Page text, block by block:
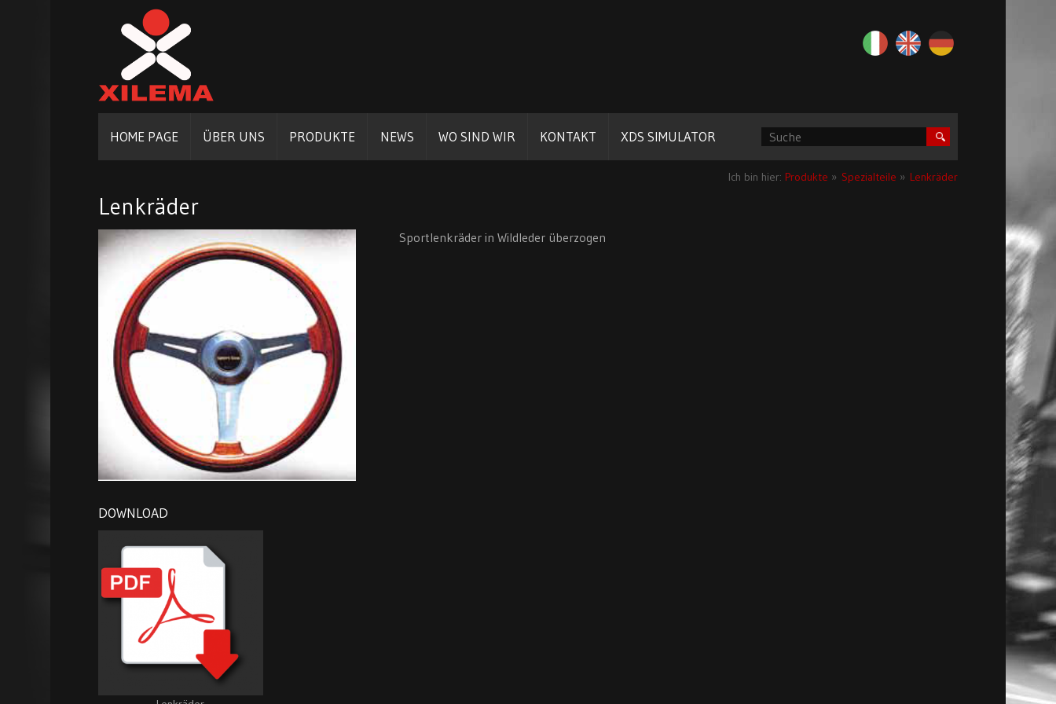
HOME PAGE ÜBER UNS PRODUKTE NEWS WO SIND WIR KONTAKT XDS SIMULATOR
Ich bin hier: Produkte » Spezialteile » Lenkräder
Lenkräder
Sportlenkräder in Wildleder überzogen
DOWNLOAD